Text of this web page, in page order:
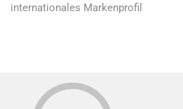
internationales Markenprofil